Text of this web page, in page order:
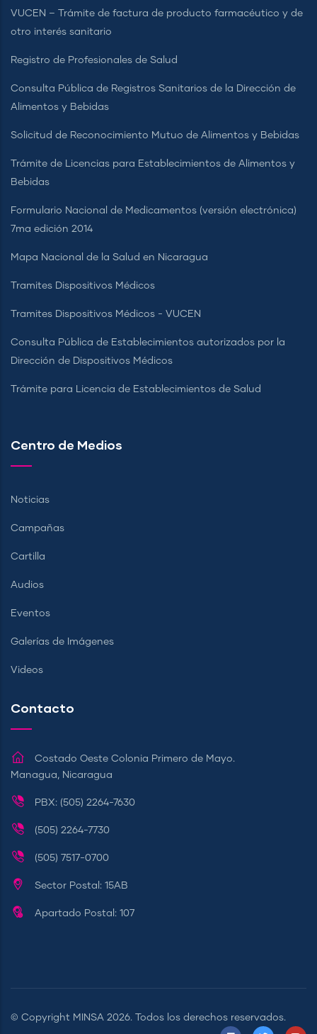
VUCEN – Trámite de factura de producto farmacéutico y de
otro interés sanitario
Registro de Profesionales de Salud
Consulta Pública de Registros Sanitarios de la Dirección de
Alimentos y Bebidas
Solicitud de Reconocimiento Mutuo de Alimentos y Bebidas
Trámite de Licencias para Establecimientos de Alimentos y
Bebidas
Formulario Nacional de Medicamentos (versión electrónica)
7ma edición 2014
Mapa Nacional de la Salud en Nicaragua
Tramites Dispositivos Médicos
Tramites Dispositivos Médicos - VUCEN
Consulta Pública de Establecimientos autorizados por la
Dirección de Dispositivos Médicos
Trámite para Licencia de Establecimientos de Salud
Centro de Medios
Noticias
Campañas
Cartilla
Audios
Eventos
Galerías de Imágenes
Videos
Contacto
Costado Oeste Colonia Primero de Mayo.
Managua, Nicaragua
PBX: (505) 2264-7630
(505) 2264-7730
(505) 7517-0700
Sector Postal: 15AB
Apartado Postal: 107
© Copyright MINSA 2026. Todos los derechos reservados.